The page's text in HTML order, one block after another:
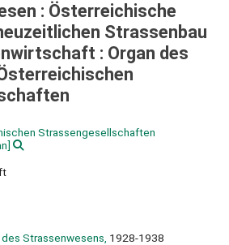
: Österreichische
Strassenbau
: Organ des
Strassengesellschaften
Strassenwesens, 1928-1938